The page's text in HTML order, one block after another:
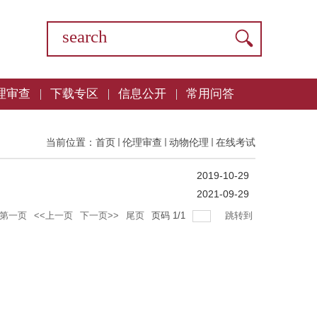
审查 下载专区 信息公开 常用问答
当前位置： 首页 伦理审查 动物伦理 在线考试
2019-10-29
2021-09-29
第一页 <<上一页 下一页>> 尾页 页码 1/1 跳转到